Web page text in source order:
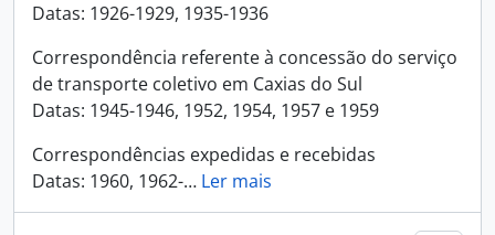
Datas: 1926-1929, 1935-1936
Correspondência referente à concessão do serviço
de transporte coletivo em Caxias do Sul
Datas: 1945-1946, 1952, 1954, 1957 e 1959
Correspondências expedidas e recebidas
Datas: 1960, 1962-… Ler mais